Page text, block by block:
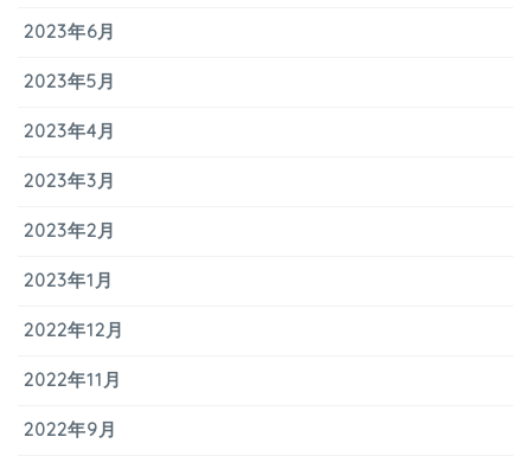
2023年6月
2023年5月
2023年4月
2023年3月
2023年2月
2023年1月
2022年12月
2022年11月
2022年9月